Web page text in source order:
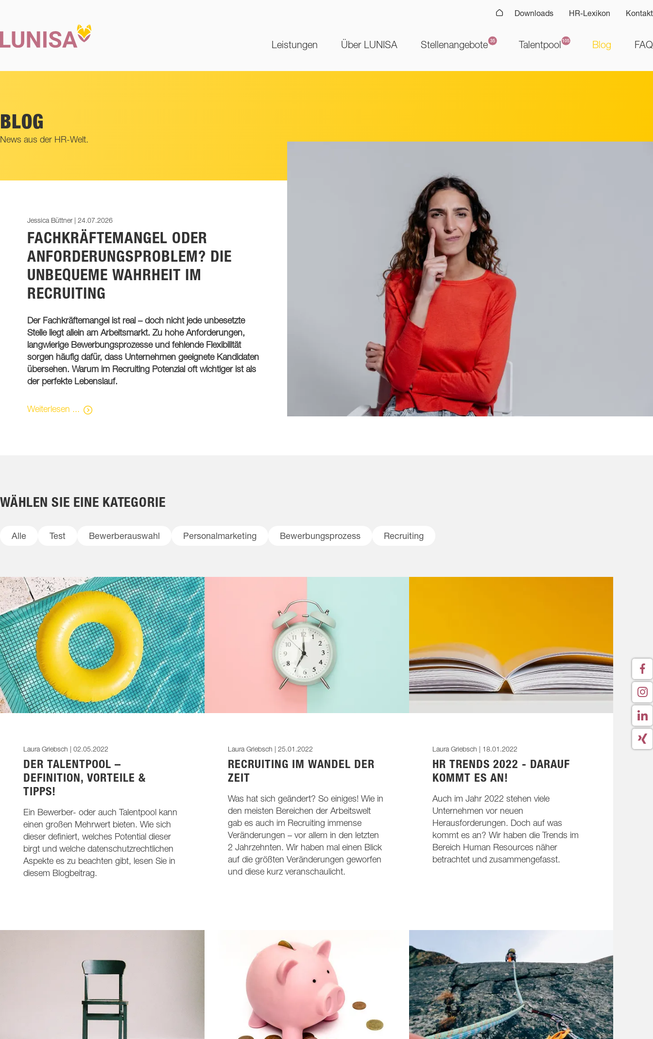
Downloads HR-Lexikon Kontakt
Leistungen Über LUNISA Stellenangebote Talentpool Blog FAQ
BLOG
News aus der HR-Welt.
Jessica Büttner | 24.07.2026
FACHKRÄFTEMANGEL ODER
ANFORDERUNGSPROBLEM? DIE
UNBEQUEME WAHRHEIT IM
RECRUITING
Der Fachkräftemangel ist real – doch nicht jede unbesetzte
Stelle liegt allein am Arbeitsmarkt. Zu hohe Anforderungen,
langwierige Bewerbungsprozesse und fehlende Flexibilität
sorgen häufig dafür, dass Unternehmen geeignete Kandidaten
übersehen. Warum im Recruiting Potenzial oft wichtiger ist als
der perfekte Lebenslauf.
Weiterlesen ... Fachkräftemangel
WÄHLEN SIE EINE KATEGORIE
Alle Test Bewerberauswahl Personalmarketing Bewerbungsprozess Recruiting
Laura Griebsch | 02.05.2022
DER TALENTPOOL –
DEFINITION, VORTEILE &
TIPPS!
Ein Bewerber- oder auch Talentpool kann
einen großen Mehrwert bieten. Wie sich
dieser definiert, welches Potential dieser
birgt und welche datenschutzrechtlichen
Aspekte es zu beachten gibt, lesen Sie in
diesem Blogbeitrag.
Laura Griebsch | 25.01.2022
RECRUITING IM WANDEL DER
ZEIT
Was hat sich geändert? So einiges! Wie in
den meisten Bereichen der Arbeitswelt
gab es auch im Recruiting immense
Veränderungen – vor allem in den letzten
2 Jahrzehnten. Wir haben mal einen Blick
auf die größten Veränderungen geworfen
und diese kurz veranschaulicht.
Laura Griebsch | 18.01.2022
HR TRENDS 2022 - DARAUF
KOMMT ES AN!
Auch im Jahr 2022 stehen viele
Unternehmen vor neuen
Herausforderungen. Doch auf was
kommt es an? Wir haben die Trends im
Bereich Human Resources näher
betrachtet und zusammengefasst.